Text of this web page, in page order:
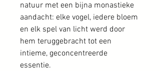
natuur met een bijna monastieke
aandacht: elke vogel, iedere bloem
en elk spel van licht werd door
hem teruggebracht tot een
intieme, geconcentreerde
essentie.